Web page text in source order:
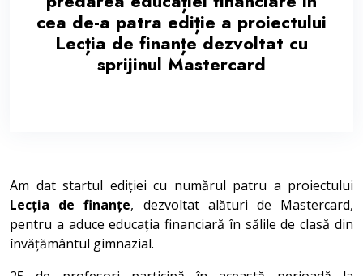
cea de-a patra ediție a proiectului
Lecția de finanțe dezvoltat cu
sprijinul Mastercard
Am dat startul ediției cu numărul patru a proiectului
Lecția de finanțe, dezvoltat alături de Mastercard,
pentru a aduce educația financiară în sălile de clasă din
învățământul gimnazial.